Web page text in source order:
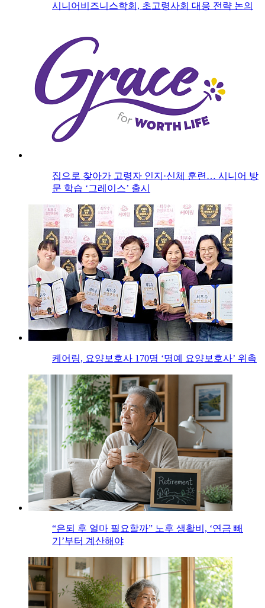
시니어비즈니스학회, 초고령사회 대응 전략 논의
집으로 찾아가 고령자 인지·신체 훈련… 시니어 방
문 학습 ‘그레이스’ 출시
케어링, 요양보호사 170명 ‘명예 요양보호사’ 위촉
“은퇴 후 얼마 필요할까” 노후 생활비, ‘연금 빼
기’부터 계산해야